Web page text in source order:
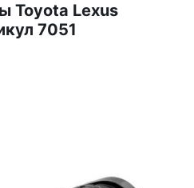
Toyota Lexus
7051